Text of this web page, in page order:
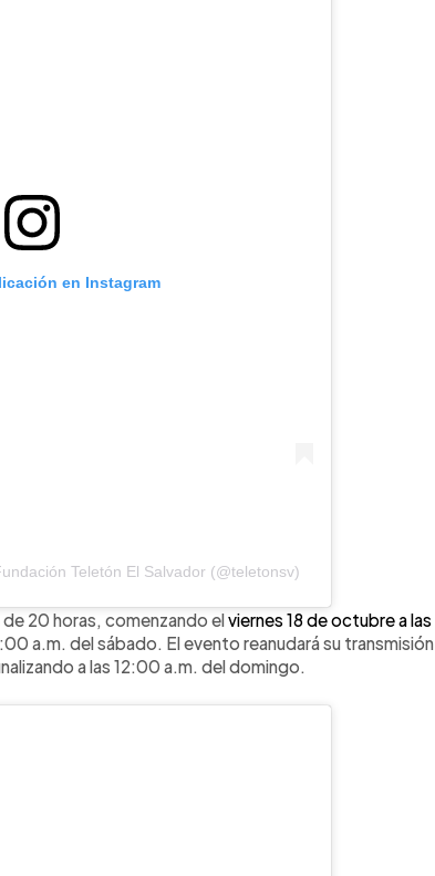
en Instagram
Teletón El Salvador (@teletonsv)
20 horas, comenzando elviernes 18 de octubre a las
a.m. del sábado. El evento reanudará su transmisión
a las 12:00 a.m. del domingo.